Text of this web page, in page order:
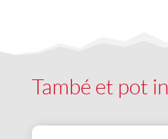
També et pot